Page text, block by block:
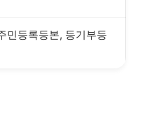
민등록등본, 등기부등